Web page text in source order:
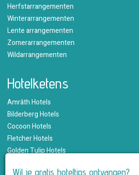
Herfstarrangementen
Winterarrangementen
Lente arrangementen
Zomerarrangementen
Wildarrangementen
Hotelketens
Amrâth Hotels
Bilderberg Hotels
Cocoon Hotels
Fletcher Hotels
Golden Tulip Hotels
Wil je gratis hoteltips ontvangen?